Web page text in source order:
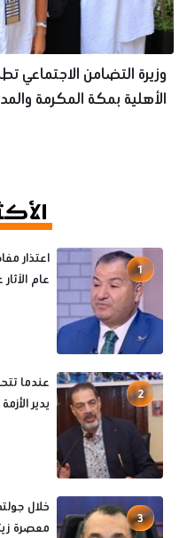
وزيرة التضامن الاجتماعي
الأهلية بمكة المكرمة
1
اعتذار
عام
2
عندما
يدير
3
خلال
معصرة